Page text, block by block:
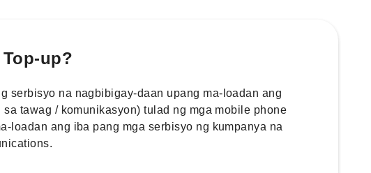
up?
serbisyo na nagbibigay-daan upang ma-loadan ang
tawag / komunikasyon) tulad ng mga mobile phone
loadan ang iba pang mga serbisyo ng kumpanya na